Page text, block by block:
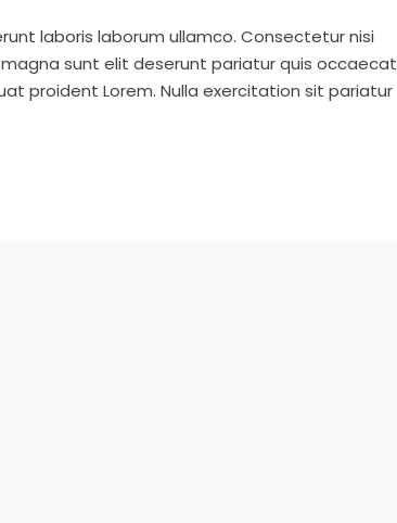
laboris laborum ullamco. Consectetur nisi
sunt elit deserunt pariatur quis occaecat
proident Lorem. Nulla exercitation sit pariatur